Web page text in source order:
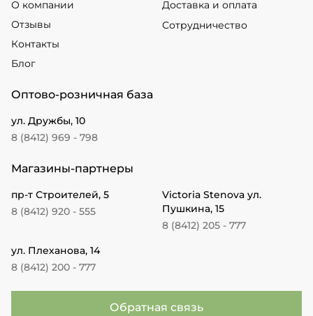
О компании
Отзывы
Контакты
Блог
Доставка и оплата
Сотрудничество
Оптово-розничная база
ул. Дружбы, 10
8 (8412) 969 - 798
Магазины-партнеры
пр-т Строителей, 5
8 (8412) 920 - 555
Victoria Stenova ул.
Пушкина, 15
8 (8412) 205 - 777
ул. Плеханова, 14
8 (8412) 200 - 777
Обратная связь